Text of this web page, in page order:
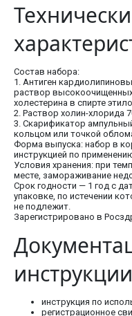
Состав набора:
1. Антиген
раствор
холестерина в спирте
2. Раствор холин-хлорида
3. Скарификатор
кольцом или точкой
Форма выпуска: набор в
инструкцией по
Условия хранения: при
месте, замораживание
Срок годности — 1 год с
упаковке, по истечении
не подлежит.
Зарегистрировано в
инструкции
инструкция по
регистрационное